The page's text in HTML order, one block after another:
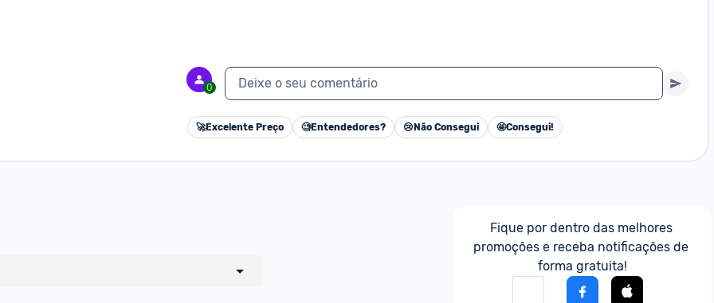
0 Deixe o seu comentário
🚀Excelente Preço 🧐Entendedores? 😢 Não Consegui 🤩Consegui!
Fique por dentro das melhores
promoções e receba notificações de
forma gratuita!